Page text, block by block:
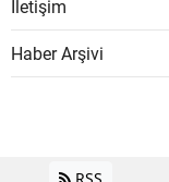
İletişim
Haber Arşivi